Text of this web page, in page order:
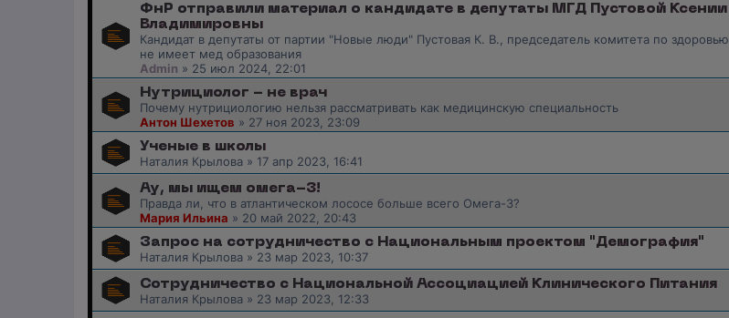
ФнР отправили материал о кандидате в депутаты МГД Пустовой Ксении
Владимировны
Кандидат в депутаты от партии "Новые люди" Пустовая К. В., председатель комитета по здоровью
не имеет мед образования
Admin » 25 июл 2024, 22:01
Нутрициолог - не врач
Почему нутрициологию нельзя рассматривать как медицинскую специальность
Антон Шехетов » 27 ноя 2023, 23:09
Ученые в школы
Наталия Крылова » 17 апр 2023, 16:41
Ау, мы ищем омега-3!
Правда ли, что в атлантическом лососе больше всего Омега-3?
Мария Ильина » 20 май 2022, 20:43
Запрос на сотрудничество с Национальным проектом "Демография"
Наталия Крылова » 23 мар 2023, 10:37
Сотрудничество с Национальной Ассоциацией Клинического Питания
Наталия Крылова » 23 мар 2023, 12:33